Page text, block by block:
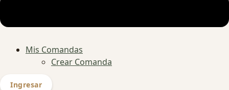
Mis Comandas
Crear Comanda
Ingresar